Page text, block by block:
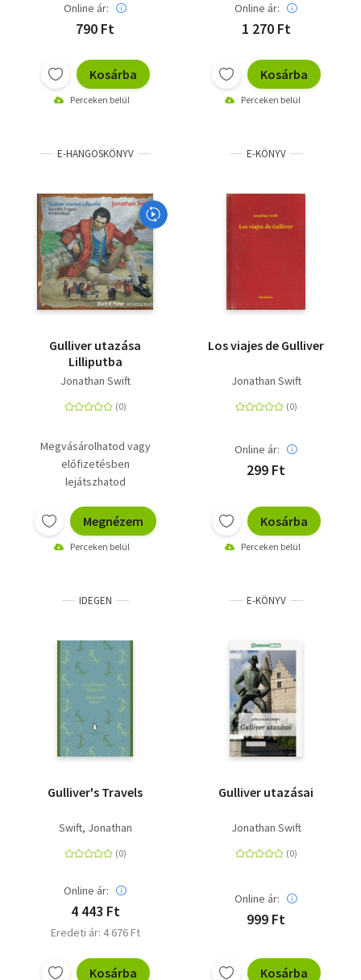
Online ár:
790 Ft
Kosárba
Perceken belül
Online ár:
1 270 Ft
Kosárba
Perceken belül
E-HANGOSKÖNYV
Gulliver utazása
Lilliputba
Jonathan Swift
Megvásárolhatod vagy
előfizetésben
lejátszhatod
Megnézem
Perceken belül
E-KÖNYV
Los viajes de Gulliver
Jonathan Swift
Online ár:
299 Ft
Kosárba
Perceken belül
IDEGEN
Gulliver's Travels
Swift, Jonathan
Online ár:
4 443 Ft
Eredeti ár: 4 676 Ft
Kosárba
E-KÖNYV
Gulliver utazásai
Jonathan Swift
Online ár:
999 Ft
Kosárba